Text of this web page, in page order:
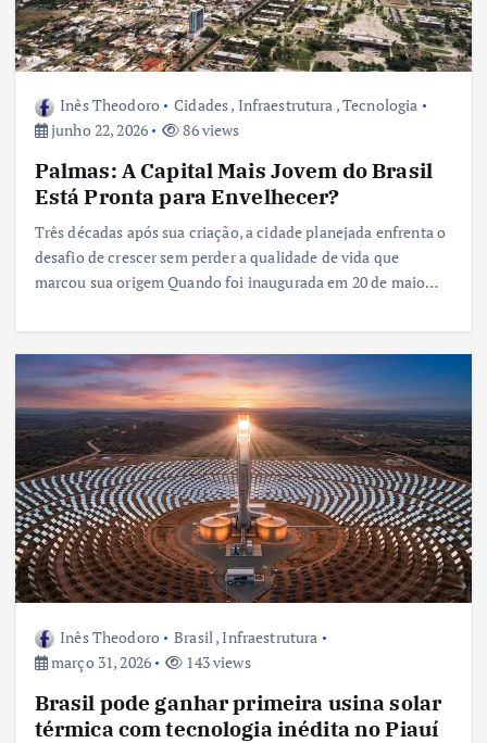
Inês Theodoro Cidades, Infraestrutura ,Tecnologia
junho 22, 2026
86 views
Palmas: A Capital Mais Jovem do Brasil
Está Pronta para Envelhecer?
Três décadas após sua criação, a cidade planejada enfrenta o
desafio de crescer sem perder a qualidade de vida que
marcou sua origem Quando foi inaugurada em 20 de maio…
Inês Theodoro Brasil ,Infraestrutura
março 31, 2026
143 views
Brasil pode ganhar primeira usina solar
térmica com tecnologia inédita no Piauí